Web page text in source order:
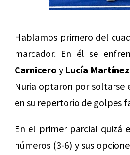
Hablamos primero del
marcador. En él se
Carnicero y Lucía
Nuria optaron por soltarse
en su repertorio de golpes
En el primer parcial quizá
números (3-6) y sus